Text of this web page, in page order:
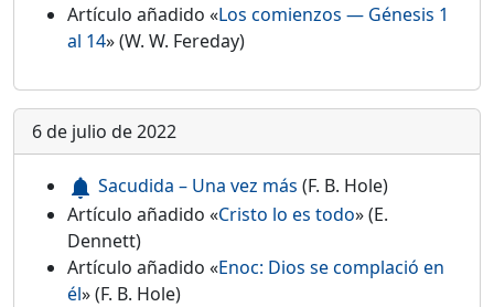
Artículo añadido «Los comienzos — Génesis 1
al 14» (W. W. Fereday)
6 de julio de 2022
notifications Sacudida – Una vez más (F. B. Hole)
Artículo añadido «Cristo lo es todo» (E.
Dennett)
Artículo añadido «Enoc: Dios se complació en
él» (F. B. Hole)